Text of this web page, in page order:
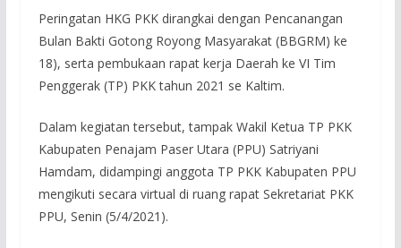
Peringatan HKG PKK dirangkai dengan Pencanangan
Bulan Bakti Gotong Royong Masyarakat (BBGRM) ke
18), serta pembukaan rapat kerja Daerah ke VI Tim
Penggerak (TP) PKK tahun 2021 se Kaltim.
Dalam kegiatan tersebut, tampak Wakil Ketua TP PKK
Kabupaten Penajam Paser Utara (PPU) Satriyani
Hamdam, didampingi anggota TP PKK Kabupaten PPU
mengikuti secara virtual di ruang rapat Sekretariat PKK
PPU, Senin (5/4/2021).